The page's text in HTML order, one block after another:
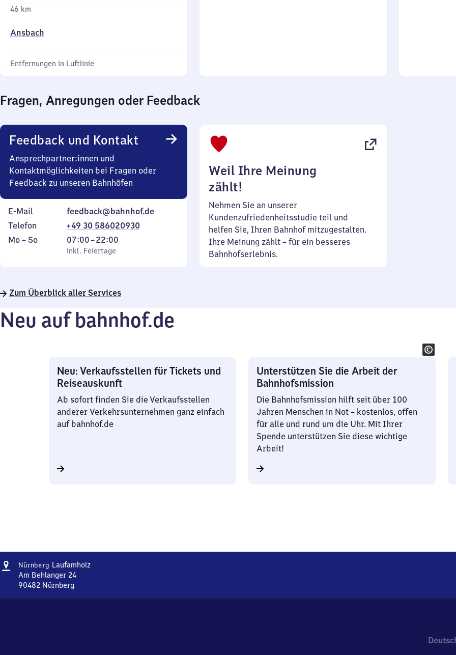
46 km
Ansbach
Entfernungen in Luftlinie
Fragen, Anregungen oder Feedback
Feedback und Kontakt
Ansprechpartner:innen und
Kontaktmöglichkeiten bei Fragen oder
Feedback zu unseren Bahnhöfen
E-Mail
feedback@bahnhof.de
Telefon
+49 30 586020930
Montag
Mo – So,
inkl. Feiertage
07:00–22:00
Von
7
22
inkl. Feiertage
Weil Ihre Meinung
zählt!
Nehmen Sie an unserer
Kundenzufriedenheitsstudie teil und
helfen Sie, Ihren Bahnhof mitzugestalten.
Ihre Meinung zählt – für ein besseres
Bahnhofserlebnis.
Zum Überblick aller Services
Neu auf bahnhof.de
Neu: Verkaufsstellen für Tickets und
Reiseauskunft
Ab sofort finden Sie die Verkaufsstellen
anderer Verkehrsunternehmen ganz einfach
auf bahnhof.de
Unterstützen Sie die Arbeit der
Bahnhofsmission
Die Bahnhofsmission hilft seit über 100
Jahren Menschen in Not – kostenlos, offen
für alle und rund um die Uhr. Mit Ihrer
Spende unterstützen Sie diese wichtige
Arbeit!
Adresse
Nürnberg LaufamholzNürnberg-
Am Behlanger 24
90482 Nürnberg